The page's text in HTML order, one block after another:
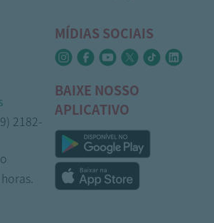
2182-
MÍDIAS SOCIAIS
BAIXE NOSSO
APLICATIVO